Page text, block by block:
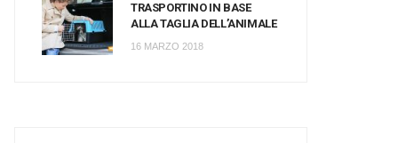
TRASPORTINO IN BASE
ALLA TAGLIA DELL’ANIMALE
16 MARZO 2018